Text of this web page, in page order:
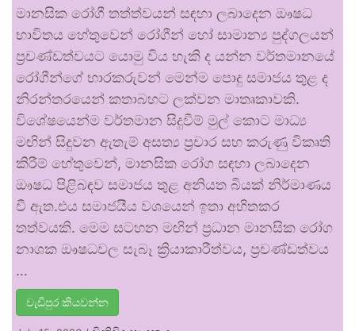
මානසික රෝගී තත්ත්වයන් සඳහා ලබාදෙන ඖෂධ
භාවිතය හේතුවෙන් රෝගීන් හෝ සාමාන්‍ය පුද්ගලයන්
ප්‍රචණ්ඩත්වයට යොමු විය හැකි ද යන්න වර්තමානයේ
රෝගීන්ගේ භාරකරුවන් මෙන්ම පොදු සමාජය තුළ ද
නිරන්තරයෙන් කතාබහට ලක්වන මාතෘකාවකි.
විශේෂයෙන්ම වර්තමාන සිදුවීම් මුල් කොට මාධ්‍ය
මඟින් සිදුවන ඇතැම් අසත්‍ය ප්‍රචාර සහ කරුණු විකෘති
කිරීම් හේතුවෙන්, මානසික රෝග සඳහා ලබාදෙන
ඖෂධ පිළිබඳව සමාජය තුළ අනියත බියක් නිර්මාණය
වී ඇත.එය සමාජයීය වශයෙන් ඉතා අහිතකර
තත්වයකි. මෙම සටහන මඟින් ප්‍රධාන මානසික රෝග
නාශක ඖෂධවල සැබෑ ක්‍රියාකාරීත්වය, ප්‍රචණ්ඩත්වය
…
වැඩිපුර කියවන්න